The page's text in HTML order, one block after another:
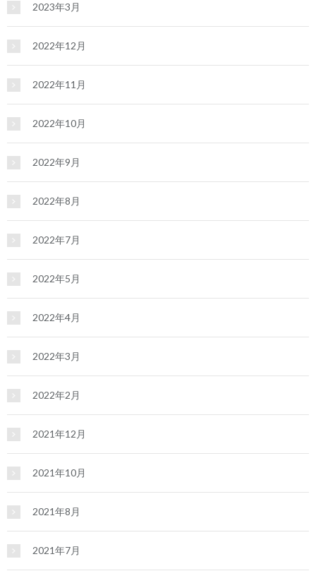
2023年3月
2022年12月
2022年11月
2022年10月
2022年9月
2022年8月
2022年7月
2022年5月
2022年4月
2022年3月
2022年2月
2021年12月
2021年10月
2021年8月
2021年7月